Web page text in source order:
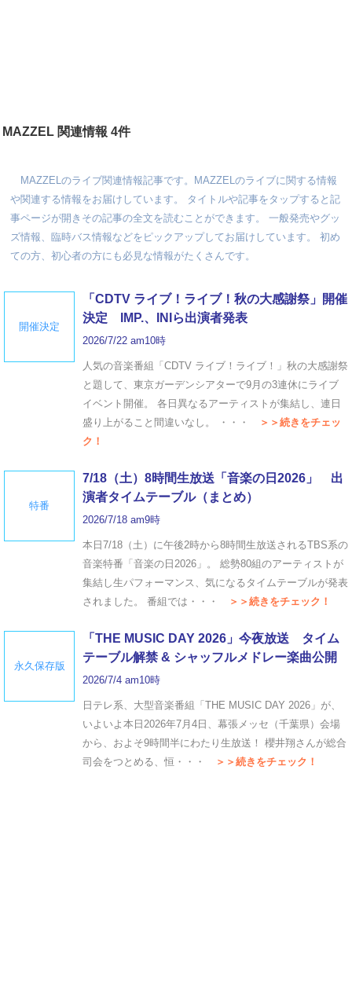
MAZZEL 関連情報 4件
MAZZELのライブ関連情報記事です。MAZZELのライブに関する情報
や関連する情報をお届けしています。 タイトルや記事をタップすると記
事ページが開きその記事の全文を読むことができます。 一般発売やグッ
ズ情報、臨時バス情報などをピックアップしてお届けしています。 初め
ての方、初心者の方にも必見な情報がたくさんです。
開催決定
「CDTV ライブ！ライブ！秋の大感謝祭」開催
決定 IMP.、INIら出演者発表
2026/7/22 am10時
人気の音楽番組「CDTV ライブ！ライブ！」秋の大感謝祭
と題して、東京ガーデンシアターで9月の3連休にライブ
イベント開催。 各日異なるアーティストが集結し、連日
盛り上がること間違いなし。 ・・・
＞＞続きをチェッ
ク！
特番
7/18（土）8時間生放送「音楽の日2026」 出
演者タイムテーブル（まとめ）
2026/7/18 am9時
本日7/18（土）に午後2時から8時間生放送されるTBS系の
音楽特番「音楽の日2026」。 総勢80組のアーティストが
集結し生パフォーマンス、気になるタイムテーブルが発表
されました。 番組では・・・
＞＞続きをチェック！
永久保存版
「THE MUSIC DAY 2026」今夜放送 タイム
テーブル解禁 & シャッフルメドレー楽曲公開
2026/7/4 am10時
日テレ系、大型音楽番組「THE MUSIC DAY 2026」が、
いよいよ本日2026年7月4日、幕張メッセ（千葉県）会場
から、およそ9時間半にわたり生放送！ 櫻井翔さんが総合
司会をつとめる、恒・・・
＞＞続きをチェック！